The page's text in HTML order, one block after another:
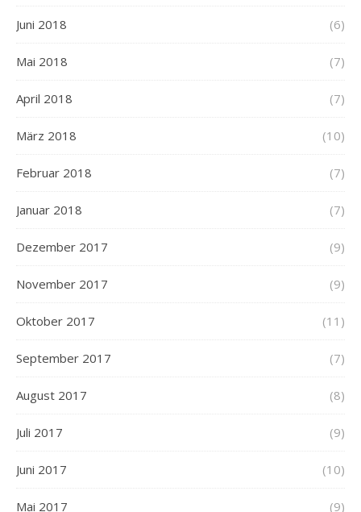
Juni 2018 (6)
Mai 2018 (7)
April 2018 (7)
März 2018 (10)
Februar 2018 (7)
Januar 2018 (7)
Dezember 2017 (9)
November 2017 (9)
Oktober 2017 (11)
September 2017 (7)
August 2017 (8)
Juli 2017 (9)
Juni 2017 (10)
Mai 2017 (9)